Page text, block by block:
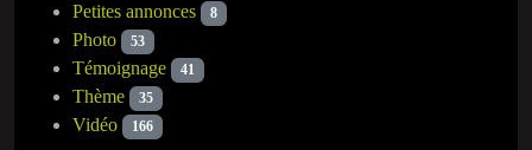
Petites annonces 8
Photo 53
Témoignage 41
Thème 35
Vidéo 166